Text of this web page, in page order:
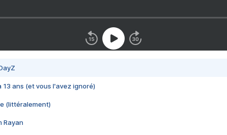
13 ans (et vous l'avez ignoré)
(littéralement)
Rayan